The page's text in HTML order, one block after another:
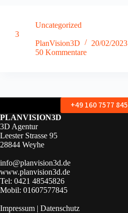
Uncategorized
3
PlanVision3D
20/02/2023
50 Kommentare
+49 160 7577 845
PLANVISION3D
3D Agentur
Leester Strasse 95
28844 Weyhe
info@planvision3d.de
www.planvision3d.de
Tel: 0421 48545826
Mobil: 01607577845
Impressum | Datenschutz